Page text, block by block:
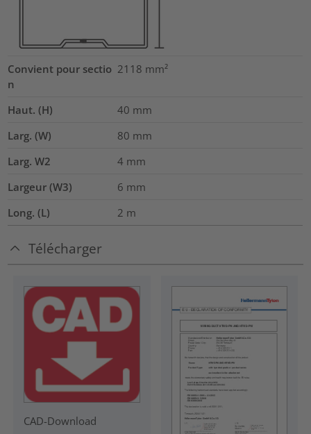
Convient pour sectio
n
2118 mm²
Haut. (H) 40 mm
Larg. (W)
80 mm
Larg. W2
4 mm
Largeur (W3)
6 mm
Long. (L)
2 m
Télécharger
CAD-Download